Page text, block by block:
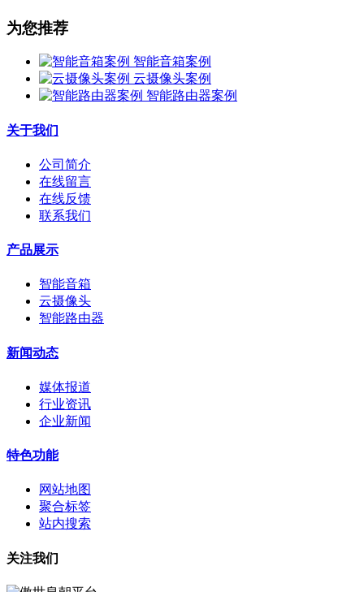
为您推荐
智能音箱案例
云摄像头案例
智能路由器案例
关于我们
公司简介
在线留言
在线反馈
联系我们
产品展示
智能音箱
云摄像头
智能路由器
新闻动态
媒体报道
行业资讯
企业新闻
特色功能
网站地图
聚合标签
站内搜索
关注我们